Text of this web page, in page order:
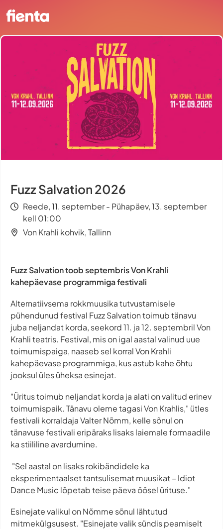
Fuzz Salvation 2026
Reede, 11. september - Pühapäev, 13. september
kell 01:00
Von Krahli kohvik, Tallinn
Fuzz Salvation toob septembris Von Krahli
kahepäevase programmiga festivali
Alternatiivsema rokkmuusika tutvustamisele
pühendunud festival Fuzz Salvation toimub tänavu
juba neljandat korda, seekord 11. ja 12. septembril Von
Krahli teatris. Festival, mis on igal aastal valinud uue
toimumispaiga, naaseb sel korral Von Krahli
kahepäevase programmiga, kus astub kahe õhtu
jooksul üles üheksa esinejat.
"Üritus toimub neljandat korda ja alati on valitud erinev
toimumispaik. Tänavu oleme tagasi Von Krahlis," ütles
festivali korraldaja Valter Nõmm, kelle sõnul on
tänavuse festivali eripäraks lisaks laiemale formaadile
ka stiililine avardumine.
"Sel aastal on lisaks rokibändidele ka
eksperimentaalset tantsulisemat muusikat – Idiot
Dance Music lõpetab teise päeva öösel ürituse."
Esinejate valikul on Nõmme sõnul lähtutud
mitmekülgsusest. "Esinejate valik sündis peamiselt